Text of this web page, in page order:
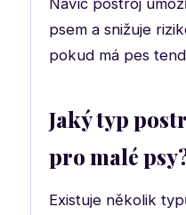
psem a snižuje
pokud má pes
Jaký typ
pro malé
Existuje několik